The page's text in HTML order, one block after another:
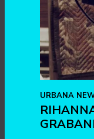
URBANA